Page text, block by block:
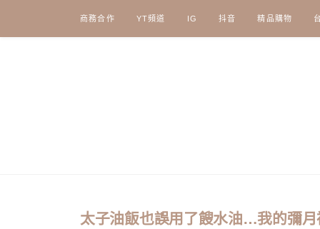
content
商務合作 YT頻道 IG 抖音 精品購物
太子油飯也誤用了餿水油…我的彌月